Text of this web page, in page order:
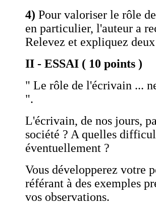
4) Pour valoriser le rôle
en particulier, l'auteur a
Relevez et expliquez
II - ESSAI ( 10 points )
" Le rôle de l'écrivain ...
".
L'écrivain, de nos jours,
société ? A quelles
éventuellement ?
Vous développerez votre
référant à des exemples
vos observations.